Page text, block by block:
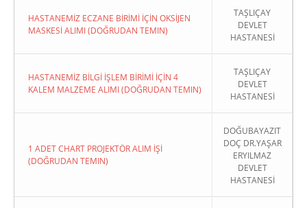
HASTANEMİZ ECZANE BİRİMİ İÇİN OKSİJEN
MASKESİ ALIMI (DOĞRUDAN TEMIN)
TAŞLIÇAY
DEVLET
HASTANESİ
HASTANEMİZ BİLGİ İŞLEM BİRİMİ İÇİN 4
KALEM MALZEME ALIMI (DOĞRUDAN TEMIN)
TAŞLIÇAY
DEVLET
HASTANESİ
1 ADET CHART PROJEKTÖR ALIM İŞİ
(DOĞRUDAN TEMIN)
DOĞUBAYAZIT
DOÇ DR.YAŞAR
ERYILMAZ
DEVLET
HASTANESİ